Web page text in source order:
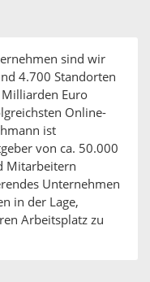
sind wir
4.700 Standorten
Euro
Online-
ist
von ca. 50.000
Mitarbeitern
Unternehmen
in der Lage,
Arbeitsplatz zu